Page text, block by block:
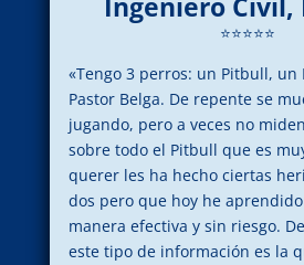
Ingeniero Civil,
⭐⭐⭐⭐⭐
«Tengo 3 perros: un Pitbull, un
Pastor Belga. De repente se
jugando, pero a veces no
sobre todo el Pitbull que es
querer les ha hecho ciertas
dos pero que hoy he
manera efectiva y sin riesgo.
este tipo de información es la